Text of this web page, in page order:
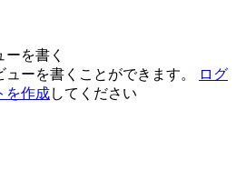
を書く
ーを書くことができます。
ログ
を作成してください